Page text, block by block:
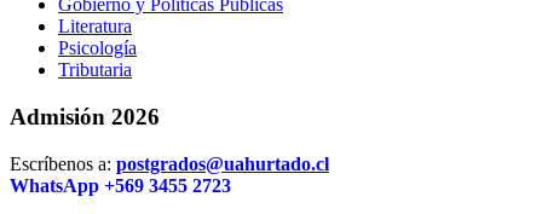
Gobierno y Políticas Públicas
Literatura
Psicología
Tributaria
Admisión 2026
Escríbenos a: postgrados@uahurtado.cl
WhatsApp +569 3455 2723